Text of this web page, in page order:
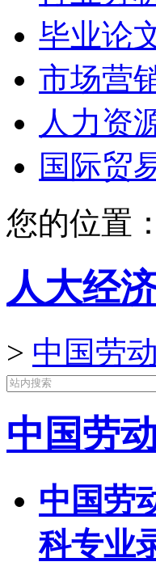
毕业论
市场营
人力资
国际贸
您的位置：
人大经
> 中国劳
中国劳
中国劳
科专业